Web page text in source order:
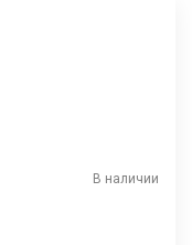
В наличии